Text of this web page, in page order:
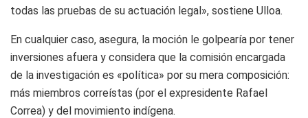
todas las pruebas de su actuación legal», sostiene Ulloa.
En cualquier caso, asegura, la moción le golpearía por tener
inversiones afuera y considera que la comisión encargada
de la investigación es «política» por su mera composición:
más miembros correístas (por el expresidente Rafael
Correa) y del movimiento indígena.